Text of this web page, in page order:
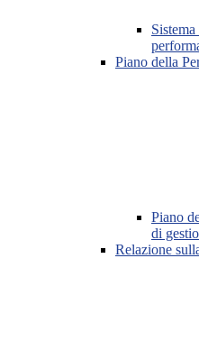
Piano della
Piano
di
Relazione